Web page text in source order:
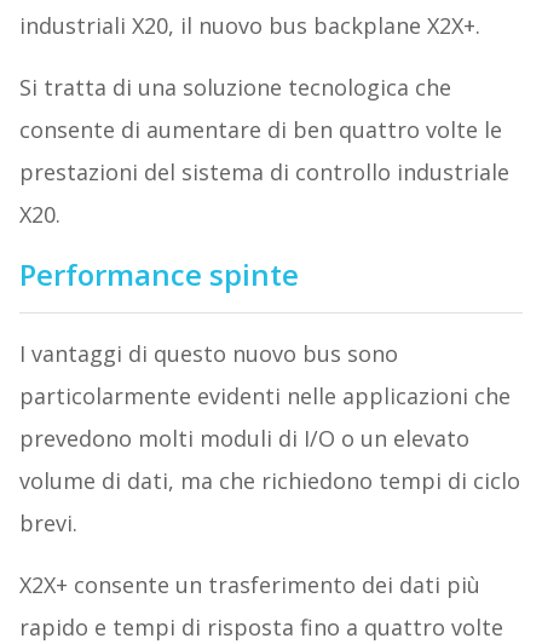
industriali X20, il nuovo bus backplane X2X+.
Si tratta di una soluzione tecnologica che
consente di aumentare di ben quattro volte le
prestazioni del sistema di controllo industriale
X20.
Performance spinte
I vantaggi di questo nuovo bus sono
particolarmente evidenti nelle applicazioni che
prevedono molti moduli di I/O o un elevato
volume di dati, ma che richiedono tempi di ciclo
brevi.
X2X+ consente un trasferimento dei dati più
rapido e tempi di risposta fino a quattro volte